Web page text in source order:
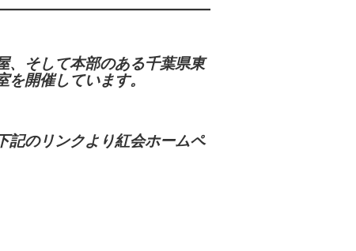
、そして本部のある千葉県東
開催しています。
記のリンクより紅会ホームペ